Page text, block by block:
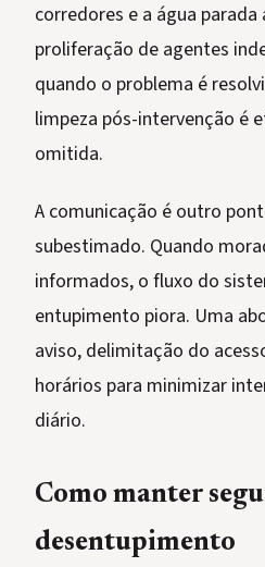
corredores e a água
proliferação de agentes
quando o problema é
limpeza pós-intervenção é
omitida.
A comunicação é outro
subestimado. Quando
informados, o fluxo do
entupimento piora. Uma
aviso, delimitação do
horários para minimizar
diário.
Como manter
desentupimento